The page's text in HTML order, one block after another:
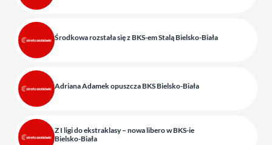
Środkowa rozstała się z BKS-em Stalą Bielsko-Biała
Adriana Adamek opuszcza BKS Bielsko-Biała
Z I ligi do ekstraklasy – nowa libero w BKS-ie
Bielsko-Biała